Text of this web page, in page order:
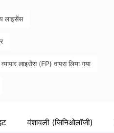
लाइसेंस
व्यापार लाइसेंस (EP) वापस लिया गया
वंशावली (जिनिओलॉजी)